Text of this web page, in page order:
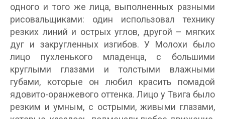
одного и того же лица, выполненных разными
рисовальщиками: один использовал технику
резких линий и острых углов, другой – мягких
дуг и закругленных изгибов. У Молохи было
лицо пухленького младенца, с большими
круглыми глазами и толстыми влажными
губами, которые он любил красить помадой
ядовито-оранжевого оттенка. Лицо у Твига было
резким и умным, с острыми, живыми глазами,